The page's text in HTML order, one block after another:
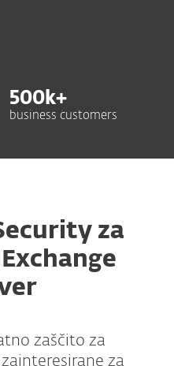
500 k+
business customers
za
zaščito za
za